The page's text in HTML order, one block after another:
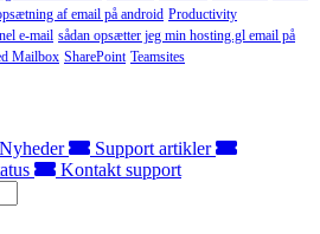
af email på android Productivity
e-mail sådan opsætter jeg min hosting.gl email på
Mailbox SharePoint Teamsites
Nyheder
Support artikler
Kontakt support